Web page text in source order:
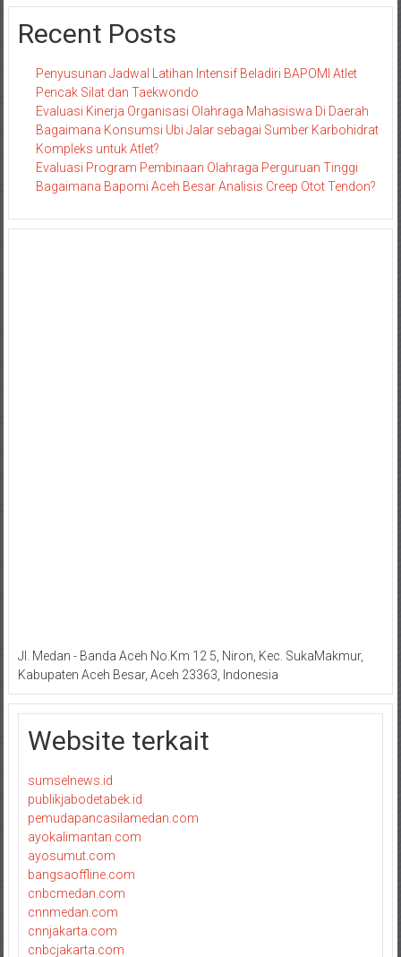
Recent Posts
Penyusunan Jadwal Latihan Intensif Beladiri BAPOMI Atlet
Pencak Silat dan Taekwondo
Evaluasi Kinerja Organisasi Olahraga Mahasiswa Di Daerah
Bagaimana Konsumsi Ubi Jalar sebagai Sumber Karbohidrat
Kompleks untuk Atlet?
Evaluasi Program Pembinaan Olahraga Perguruan Tinggi
Bagaimana Bapomi Aceh Besar Analisis Creep Otot Tendon?
Jl. Medan - Banda Aceh No.Km 12 5, Niron, Kec. SukaMakmur,
Kabupaten Aceh Besar, Aceh 23363, Indonesia
Website terkait
sumselnews.id
publikjabodetabek.id
pemudapancasilamedan.com
ayokalimantan.com
ayosumut.com
bangsaoffline.com
cnbcmedan.com
cnnmedan.com
cnnjakarta.com
cnbcjakarta.com